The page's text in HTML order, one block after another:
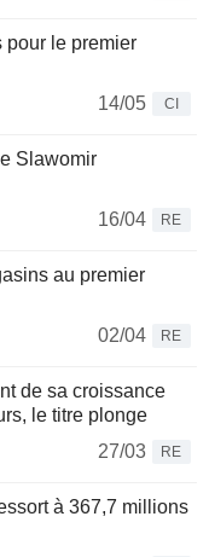
pour le premier
14/05
CI
Slawomir
16/04
RE
au premier
02/04
RE
de sa croissance
le titre plonge
27/03
RE
à 367,7 millions